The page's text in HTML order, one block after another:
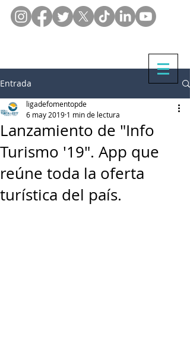
Entrada
Lanzamiento de "Info
Turismo '19". App que
reúne toda la oferta
turística del país.
ligadefomentopde
6 may 2019 1 min de lectura